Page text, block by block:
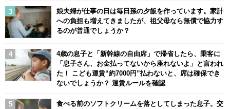
娘夫婦が仕事の日は毎日孫の夕飯を作っています。家計
への負担も増えてきましたが、祖父母なら無償で協力す
るのが普通でしょうか？
4歳の息子と「新幹線の自由席」で帰省したら、乗客に
「息子さん、お金払ってないから座れないよ」と言われ
た！ こども運賃“約7000円”払わないと、席は確保でき
ないでしょうか？ 運賃ルールを確認
食べる前のソフトクリームを落としてしまった息子。交